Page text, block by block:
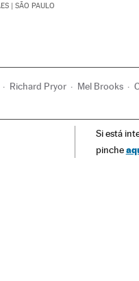
| SÃO PAULO
Richard Pryor Mel Brooks
Si está
pinche